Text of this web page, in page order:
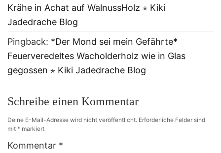
Krähe in Achat auf WalnussHolz ⋆ Kiki
Jadedrache Blog
Pingback: *Der Mond sei mein Gefährte*
Feuerveredeltes Wacholderholz wie in Glas
gegossen ⋆ Kiki Jadedrache Blog
Schreibe einen Kommentar
Deine E-Mail-Adresse wird nicht veröffentlicht. Erforderliche Felder sind
mit * markiert
Kommentar *